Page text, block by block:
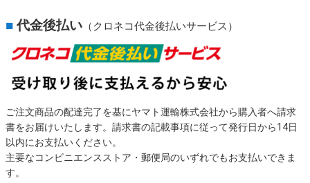
■代金後払い （クロネコ代金後払いサービス）
ご注文商品の配達完了を基にヤマト運輸株式会社から購入者へ請求
書をお届けいたします。請求書の記載事項に従って発行日から14日
以内にお支払いください。
主要なコンビニエンスストア・郵便局のいずれでもお支払いできま
す。